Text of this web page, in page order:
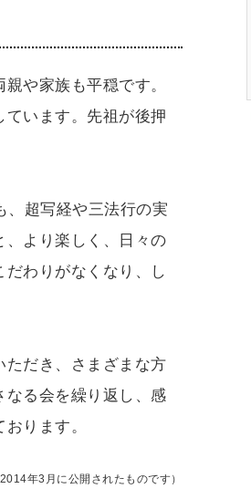
や家族も平穏です。
います。先祖が後押
、超写経や三法行の実
より楽しく、日々の
わりがなくなり、し
だき、さまざまな方
る会を繰り返し、感
ります。
年3月に公開されたものです）